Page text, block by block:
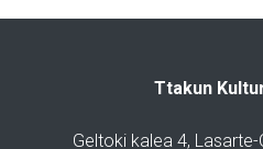
Ttakun
Geltoki kalea 4,